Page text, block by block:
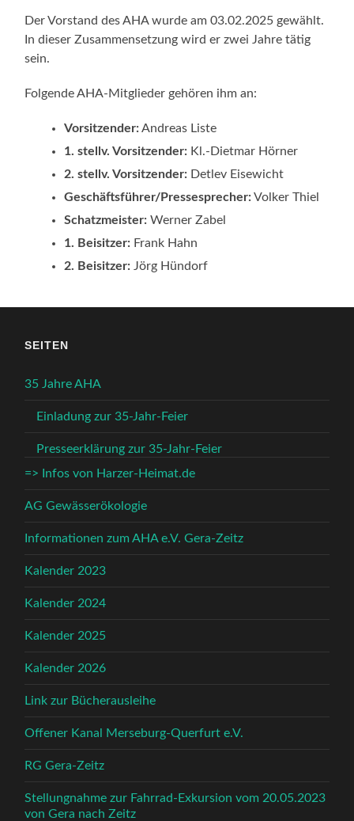
Der Vorstand des AHA wurde am 03.02.2025 gewählt.
In dieser Zusammensetzung wird er zwei Jahre tätig
sein.
Folgende AHA-Mitglieder gehören ihm an:
Vorsitzender:Andreas Liste
1. stellv. Vorsitzender: Kl.-Dietmar Hörner
2. stellv. Vorsitzender: Detlev Eisewicht
Geschäftsführer/Pressesprecher:Volker Thiel
Schatzmeister: Werner Zabel
1. Beisitzer: Frank Hahn
2. Beisitzer: Jörg Hündorf
SEITEN
35 Jahre AHA
Einladung zur 35-Jahr-Feier
Presseerklärung zur 35-Jahr-Feier
=> Infos von Harzer-Heimat.de
AG Gewässerökologie
Informationen zum AHA e.V. Gera-Zeitz
Kalender 2023
Kalender 2024
Kalender 2025
Kalender 2026
Link zur Bücherausleihe
Offener Kanal Merseburg-Querfurt e.V.
RG Gera-Zeitz
Stellungnahme zur Fahrrad-Exkursion vom 20.05.2023
von Gera nach Zeitz